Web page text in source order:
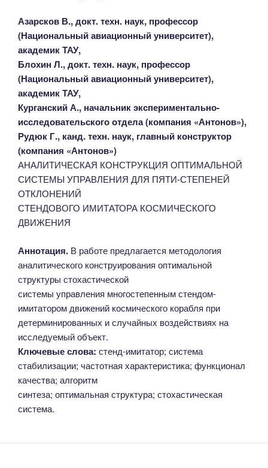
Азарсков В., докт. техн. наук, профессор
(Национальный авиационный университет),
академик ТАУ,
Блохин Л., докт. техн. наук, профессор
(Национальный авиационный университет),
академик ТАУ,
Курганский А., начальник экспериментально-
исследовательского отдела (компания «Антонов»),
Рудюк Г., канд. техн. наук, главный конструктор
(компания «Антонов»)
АНАЛИТИЧЕСКАЯ КОНСТРУКЦИЯ ОПТИМАЛЬНОЙ
СИСТЕМЫ УПРАВЛЕНИЯ ДЛЯ ПЯТИ-СТЕПЕНЕЙ
ОТКЛОНЕНИЙ
СТЕНДОВОГО ИМИТАТОРА КОСМИЧЕСКОГО
ДВИЖЕНИЯ
Аннотация. В работе предлагается методология
аналитического конструирования оптимальной
структуры стохастической
системы управления многостепенным стендом-
имитатором движений космического корабля при
детерминированных и случайных воздействиях на
исследуемый объект.
Ключевые слова: стенд-имитатор; система
стабилизации; частотная характеристика; функционал
качества; алгоритм
синтеза; оптимальная структура; стохастическая
система.